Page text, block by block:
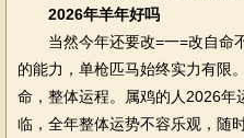
2026年羊年好吗
当然今年还要改=一=改自命
的能力，单枪匹马始终实力有限
命，整体运程。属鸡的人2026年
临，全年整体运势不容乐观，随